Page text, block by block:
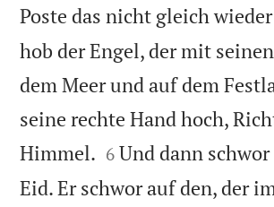
Poste das nicht gleich
hob der Engel, der mit
dem Meer und auf dem
seine rechte Hand hoch,
Himmel. 

6 Und dann
Eid. Er schwor auf den, der